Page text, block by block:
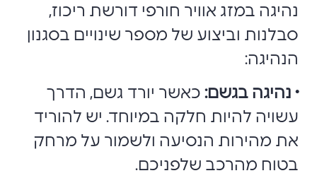
נהיגה במזג אוויר חורפי דורשת ריכוז,
סבלנות וביצוע של מספר שינויים בסגנון
הנהיגה:
• נהיגה בגשם: כאשר יורד גשם, הדרך
עשויה להיות חלקה במיוחד. יש להוריד
את מהירות הנסיעה ולשמור על מרחק
בטוח מהרכב שלפניכם.